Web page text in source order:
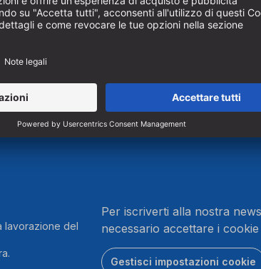
lavorazione del
Per iscriverti alla nostra
necessario accettare i
Gestisci impostazioni cookie